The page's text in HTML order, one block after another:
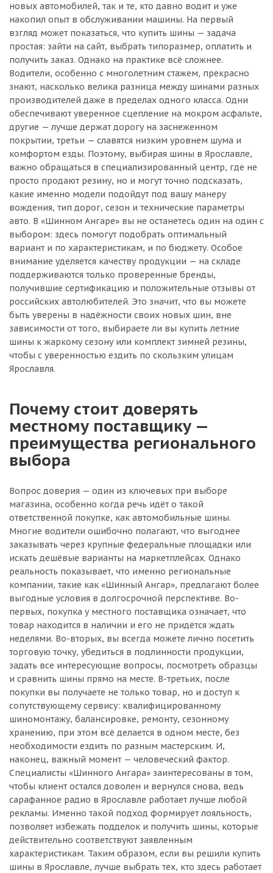
новых автомобилей, так и те, кто давно водит и уже
накопил опыт в обслуживании машины. На первый
взгляд может показаться, что купить шины — задача
простая: зайти на сайт, выбрать типоразмер, оплатить и
получить заказ. Однако на практике всё сложнее.
Водители, особенно с многолетним стажем, прекрасно
знают, насколько велика разница между шинами разных
производителей даже в пределах одного класса. Одни
обеспечивают уверенное сцепление на мокром асфальте,
другие — лучше держат дорогу на заснеженном
покрытии, третьи — славятся низким уровнем шума и
комфортом езды. Поэтому, выбирая шины в Ярославле,
важно обращаться в специализированный центр, где не
просто продают резину, но и могут точно подсказать,
какие именно модели подойдут под вашу манеру
вождения, тип дорог, сезон и технические параметры
авто. В «Шинном Ангаре» вы не останетесь один на один с
выбором: здесь помогут подобрать оптимальный
вариант и по характеристикам, и по бюджету. Особое
внимание уделяется качеству продукции — на складе
поддерживаются только проверенные бренды,
получившие сертификацию и положительные отзывы от
российских автолюбителей. Это значит, что вы можете
быть уверены в надёжности своих новых шин, вне
зависимости от того, выбираете ли вы купить летние
шины к жаркому сезону или комплект зимней резины,
чтобы с уверенностью ездить по скользким улицам
Ярославля.
Почему стоит доверять
местному поставщику —
преимущества регионального
выбора
Вопрос доверия — один из ключевых при выборе
магазина, особенно когда речь идёт о такой
ответственной покупке, как автомобильные шины.
Многие водители ошибочно полагают, что выгоднее
заказывать через крупные федеральные площадки или
искать дешёвые варианты на маркетплейсах. Однако
реальность показывает, что именно региональные
компании, такие как «Шинный Ангар», предлагают более
выгодные условия в долгосрочной перспективе. Во-
первых, покупка у местного поставщика означает, что
товар находится в наличии и его не придётся ждать
неделями. Во-вторых, вы всегда можете лично посетить
торговую точку, убедиться в подлинности продукции,
задать все интересующие вопросы, посмотреть образцы
и сравнить шины прямо на месте. В-третьих, после
покупки вы получаете не только товар, но и доступ к
сопутствующему сервису: квалифицированному
шиномонтажу, балансировке, ремонту, сезонному
хранению, при этом всё делается в одном месте, без
необходимости ездить по разным мастерским. И,
наконец, важный момент — человеческий фактор.
Специалисты «Шинного Ангара» заинтересованы в том,
чтобы клиент остался доволен и вернулся снова, ведь
сарафанное радио в Ярославле работает лучше любой
рекламы. Именно такой подход формирует лояльность,
позволяет избежать подделок и получить шины, которые
действительно соответствуют заявленным
характеристикам. Таким образом, если вы решили купить
шины в Ярославле, лучше выбрать тех, кто здесь работает